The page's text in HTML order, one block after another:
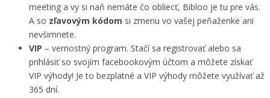
meeting a vy si naň nemáte čo obliecť, Bibloo je tu pre vás.
A so zľavovým kódom si zmenu vo vašej peňaženke ani
nevšimnete.
VIP – vernostný program. Stačí sa registrovať alebo sa
prihlásiť so svojím facebookovým účtom a môžete získať
VIP výhody! Je to bezplatné a VIP výhody môžete využívať až
365 dní.